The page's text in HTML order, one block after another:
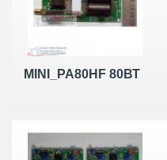
MINI_PA80HF 80ВТ